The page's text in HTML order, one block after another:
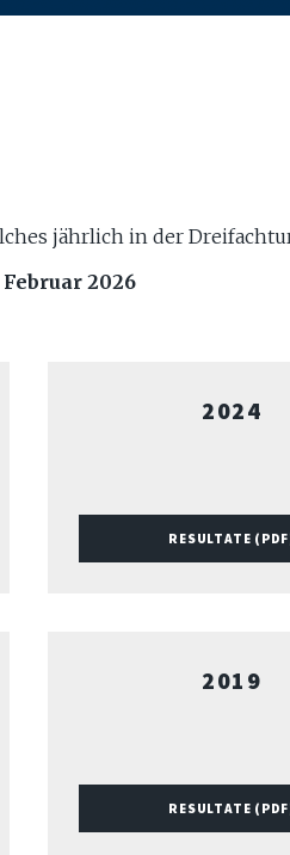
jährlich in der
Februar 2026
2024
RESULTATE
2019
RESULTATE